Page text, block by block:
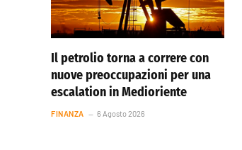
Il petrolio torna a correre con
nuove preoccupazioni per una
escalation in Medioriente
FINANZA 6 Agosto 2026